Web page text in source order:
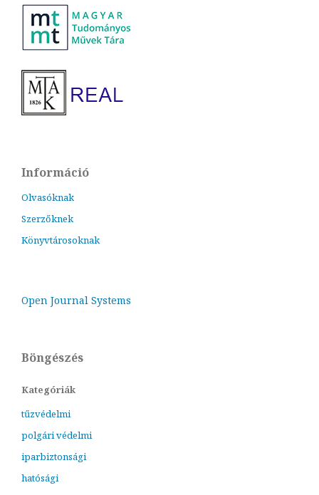
Információ
Olvasóknak
Szerzőknek
Könyvtárosoknak
Open Journal Systems
Böngészés
Kategóriák
tűzvédelmi
polgári védelmi
iparbiztonsági
hatósági